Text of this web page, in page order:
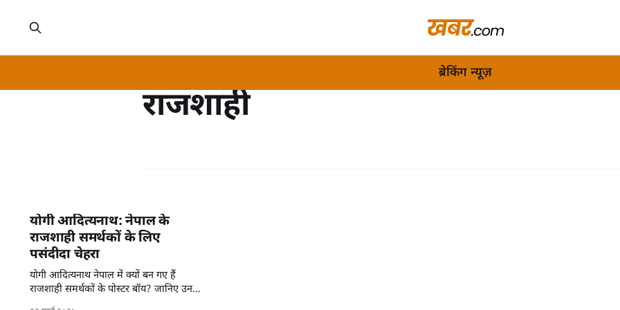
ब्रेकिंग न्यूज़
राजशाही
योगी आदित्‍यनाथ: नेपाल के
राजशाही समर्थकों के लिए
पसंदीदा चेहरा
योगी आदित्‍यनाथ नेपाल में क्यों बन गए हैं
राजशाही समर्थकों के पोस्टर बॉय? जानिए उनके
प्रभाव और कारण।